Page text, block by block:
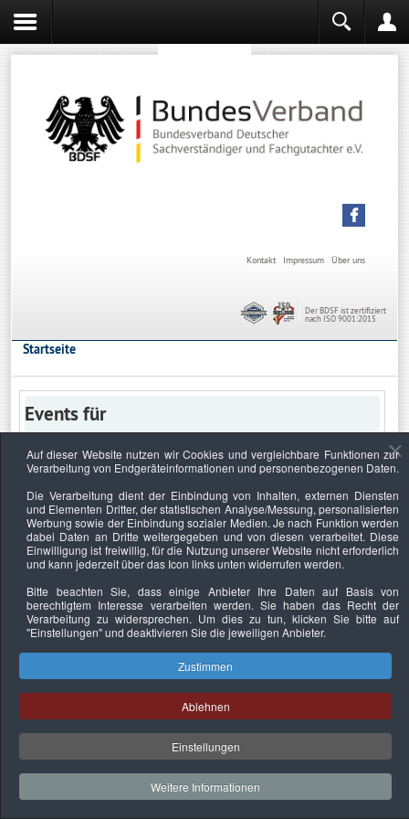
Über uns
Impressum
Kontakt
Der BDSF ist zertifiziert
nach ISO 9001:2015
Startseite
Events für
Keine Termine
Datenschutzerklärung Urheberrechtsnachweise Nachhaltigkeit
Copyright © 2026. Bundesverband Deutscher
Sachverständiger und Fachgutachter e.V..
Auf dieser Website nutzen wir Cookies und vergleichbare Funktionen zur
Verarbeitung von Endgeräteinformationen und personenbezogenen Daten.
Die Verarbeitung dient der Einbindung von Inhalten, externen Diensten
und Elementen Dritter, der statistischen Analyse/Messung, personalisierten
Werbung sowie der Einbindung sozialer Medien. Je nach Funktion werden
dabei Daten an Dritte weitergegeben und von diesen verarbeitet. Diese
Einwilligung ist freiwillig, für die Nutzung unserer Website nicht erforderlich
und kann jederzeit über das Icon links unten widerrufen werden.
Bitte beachten Sie, dass einige Anbieter Ihre Daten auf Basis von
berechtigtem Interesse verarbeiten werden. Sie haben das Recht der
Verarbeitung zu widersprechen. Um dies zu tun, klicken Sie bitte auf
"Einstellungen"und deaktivieren Sie die jeweiligen Anbieter.
Zustimmen
Ablehnen
Einstellungen
Weitere Informationen